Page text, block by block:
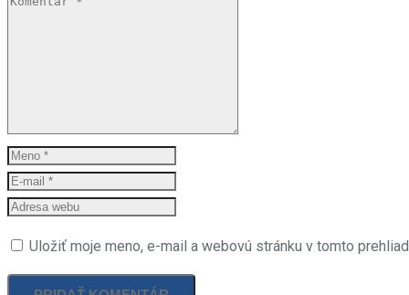
Uložiť moje meno, e-mail a webovú stránku v tomto